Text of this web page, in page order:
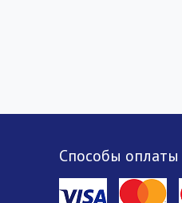
Способы оплаты